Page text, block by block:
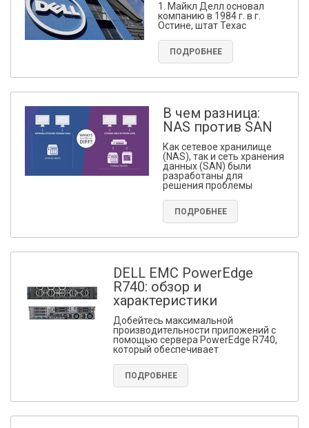
1. Майкл Делл основал
компанию в 1984 г. в г.
Остине, штат Техас
ПОДРОБНЕЕ
В чем разница:
NAS против SAN
Как сетевое хранилище
(NAS), так и сеть хранения
данных (SAN) были
разработаны для
решения проблемы
ПОДРОБНЕЕ
DELL EMC PowerEdge
R740: обзор и
характеристики
Добейтесь максимальной
производительности приложений с
помощью сервера PowerEdge R740,
который обеспечивает
ПОДРОБНЕЕ